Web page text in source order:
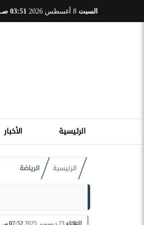
السبت 03:51 صـ
الرئيسية الأخبار
الرئيسية الرياضة
الثلاثاء 23 ديسمبر 2025 07:52 مـ